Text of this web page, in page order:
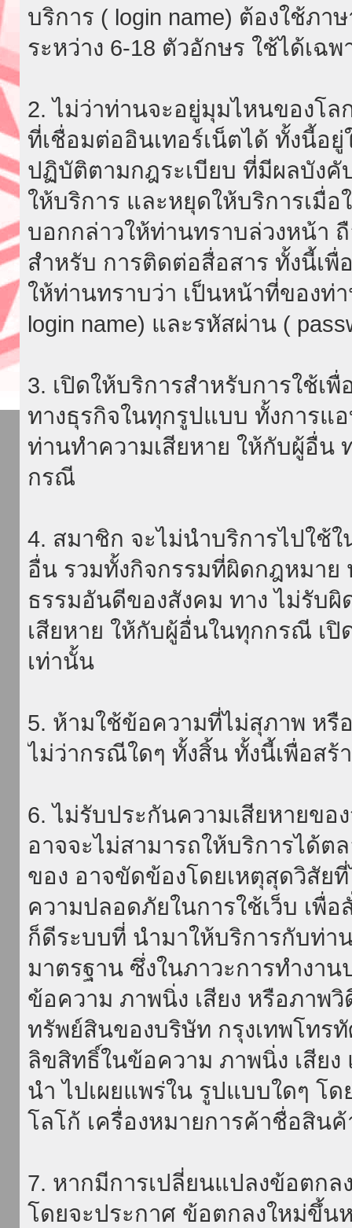
บริการ ( login name) ต้องใช้ภ
ระหว่าง 6-18 ตัวอักษร ใช้ได้เฉ
2. ไม่ว่าท่านจะอยู่มุมไหนของโล
ที่เชื่อมต่ออินเทอร์เน็ตได้ ทั้งนี้อ
ปฏิบัติตามกฎระเบียบ ที่มีผลบังคั
ให้บริการ และหยุดให้บริการเมื่
บอกกล่าวให้ท่านทราบล่วงหน้า
สำหรับ การติดต่อสื่อสาร ทั้งนี้เพื่
ให้ท่านทราบว่า เป็นหน้าที่ของท่
login name) และรหัสผ่าน (
3. เปิดให้บริการสำหรับการใช้เ
ทางธุรกิจในทุกรูปแบบ ทั้งการแ
ท่านทำความเสียหาย ให้กับผู้อื่น
กรณี
4. สมาชิก จะไม่นำบริการไปใช้
อื่น รวมทั้งกิจกรรมที่ผิดกฎหมาย
ธรรมอันดีของสังคม ทาง ไม่รับ
เสียหาย ให้กับผู้อื่นในทุกกรณี เปิ
เท่านั้น
5. ห้ามใช้ข้อความที่ไม่สุภาพ หรื
ไม่ว่ากรณีใดๆ ทั้งสิ้น ทั้งนี้เพื่อสร้
6. ไม่รับประกันความเสียหายขอ
อาจจะไม่สามารถให้บริการได้ต
ของ อาจขัดข้องโดยเหตุสุดวิสัย
ความปลอดภัยในการใช้เว็บ เพื่
ก็ดีระบบที่ นำมาให้บริการกับท่
มาตรฐาน ซึ่งในภาวะการทำงา
ข้อความ ภาพนิ่ง เสียง หรือภาพ
ทรัพย์สินของบริษัท กรุงเทพโทร
ลิขสิทธิ์ในข้อความ ภาพนิ่ง เสีย
นำ ไปเผยแพร่ใน รูปแบบใดๆ โ
โลโก้ เครื่องหมายการค้าชื่อสิน
7. หากมีการเปลี่ยนแปลงข้อตกล
โดยจะประกาศ ข้อตกลงใหม่ขึ้น